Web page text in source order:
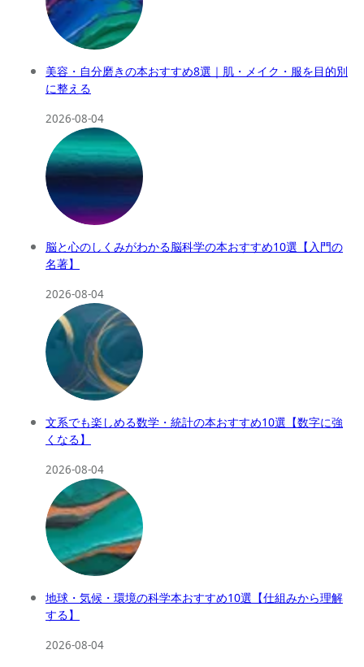
美容・自分磨きの本おすすめ8選｜肌・メイク・服を目的別
に整える
2026-08-04
脳と心のしくみがわかる脳科学の本おすすめ10選【入門の
名著】
2026-08-04
文系でも楽しめる数学・統計の本おすすめ10選【数字に強
くなる】
2026-08-04
地球・気候・環境の科学本おすすめ10選【仕組みから理解
する】
2026-08-04